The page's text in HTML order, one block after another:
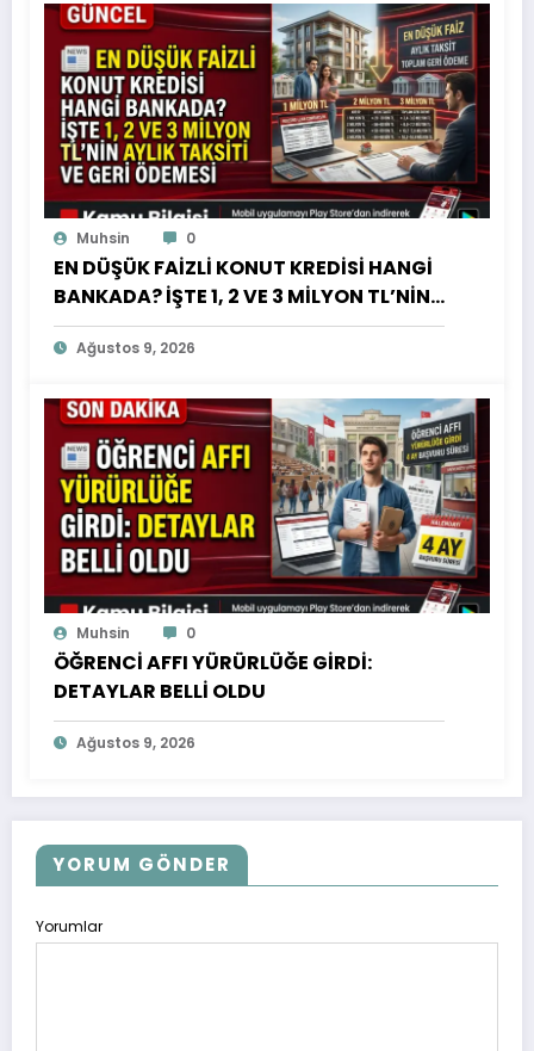
Muhsin 0
EN DÜŞÜK FAİZLİ KONUT KREDİSİ HANGİ
BANKADA? İŞTE 1, 2 VE 3 MİLYON TL’NİN
AYLIK TAKSİTİ VE GERİ ÖDEMESİ
Ağustos 9, 2026
Muhsin 0
ÖĞRENCİ AFFI YÜRÜRLÜĞE GİRDİ:
DETAYLAR BELLİ OLDU
Ağustos 9, 2026
YORUM GÖNDER
Yorumlar